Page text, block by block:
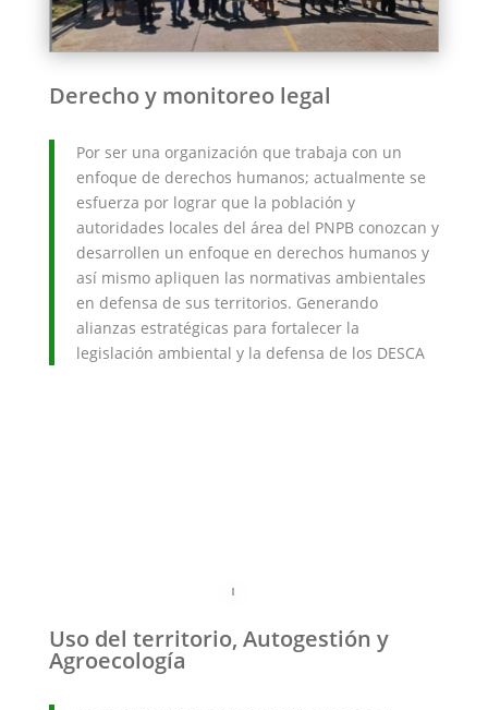
Derecho y monitoreo legal
Por ser una organización que trabaja con un
enfoque de derechos humanos; actualmente se
esfuerza por lograr que la población y
autoridades locales del área del PNPB conozcan y
desarrollen un enfoque en derechos humanos y
así mismo apliquen las normativas ambientales
en defensa de sus territorios. Generando
alianzas estratégicas para fortalecer la
legislación ambiental y la defensa de los DESCA
Uso del territorio, Autogestión y
Agroecología